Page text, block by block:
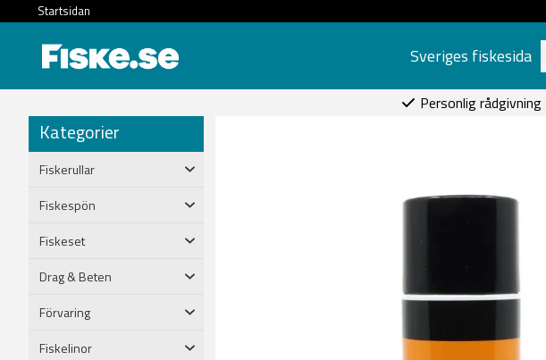
Startsidan
Sveriges fiskesida
Personlig rådgivning
Kategorier
Fiskerullar
Fiskespön
Fiskeset
Drag & Beten
Förvaring
Fiskelinor